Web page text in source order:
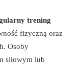
trening
fizyczną oraz
Osoby
siłowym lub